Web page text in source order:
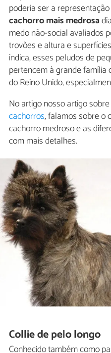
poderia ser a
cachorro mais medrosa
medo não-social avaliados
trovões e altura e
indica, esses peludos de
pertencem à grande família
do Reino Unido,
No artigo nosso artigo sobre
cachorros, falamos sobre o
cachorro medroso e as
com mais detalhes.
Collie de pelo longo
Conhecido também como